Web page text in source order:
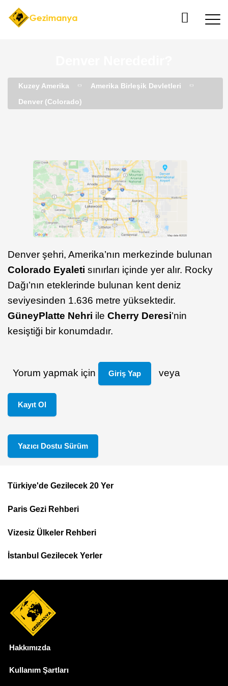
Kuzey Amerika
Amerika Birleşik Devletleri
Denver (Colorado)
Denver şehri, Amerika’nın merkezinde bulunan
Colorado Eyaleti sınırları içinde yer alır. Rocky
Dağı’nın eteklerinde bulunan kent deniz
seviyesinden 1.636 metre yüksektedir.
GüneyPlatte Nehri ile Cherry Deresi’nin
kesiştiği bir konumdadır.
Yorum yapmak için Giriş Yap veya
Kayıt Ol
Yazıcı Dostu Sürüm
Top
Menu
Türkiye'de Gezilecek 20 Yer
Paris Gezi Rehberi
Vizesiz Ülkeler Rehberi
İstanbul Gezilecek Yerler
Hakkımızda
Kullanım Şartları